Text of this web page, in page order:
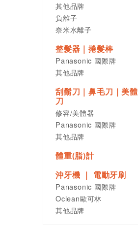
其他品牌
負離子
奈米水離子
整髮器｜捲髮棒
Panasonic 國際牌
其他品牌
刮鬍刀｜鼻毛刀｜美體
刀
修容/美體器
Panasonic 國際牌
其他品牌
體重(脂)計
沖牙機 ｜ 電動牙刷
Panasonic 國際牌
Oclean歐可林
其他品牌